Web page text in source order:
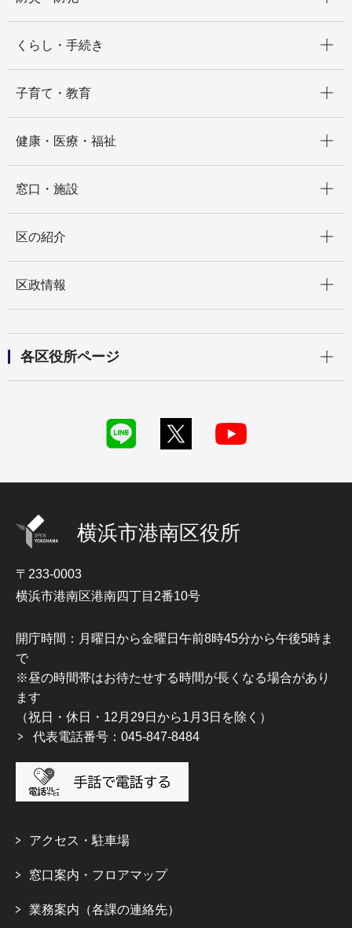
くらし・手続き
子育て・教育
健康・医療・福祉
窓口・施設
区の紹介
区政情報
各区役所ページ
横浜市港南区役所
〒233-0003
横浜市港南区港南四丁目2番10号
開庁時間：月曜日から金曜日午前8時45分から午後5時ま
で
※昼の時間帯はお待たせする時間が長くなる場合があり
ます
（祝日・休日・12月29日から1月3日を除く）
代表電話番号：045-847-8484
アクセス・駐車場
窓口案内・フロアマップ
業務案内（各課の連絡先）